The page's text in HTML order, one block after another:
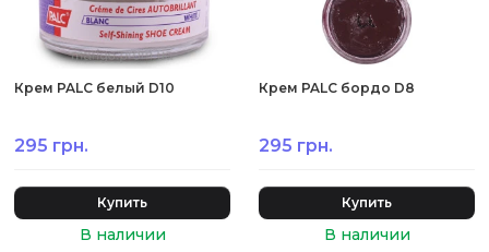
Крем PALC белый D10
295 грн.
Купить
Крем PALC бордо D8
295 грн.
Купить